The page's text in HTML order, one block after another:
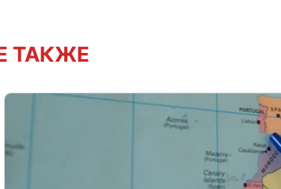
ТАКЖЕ